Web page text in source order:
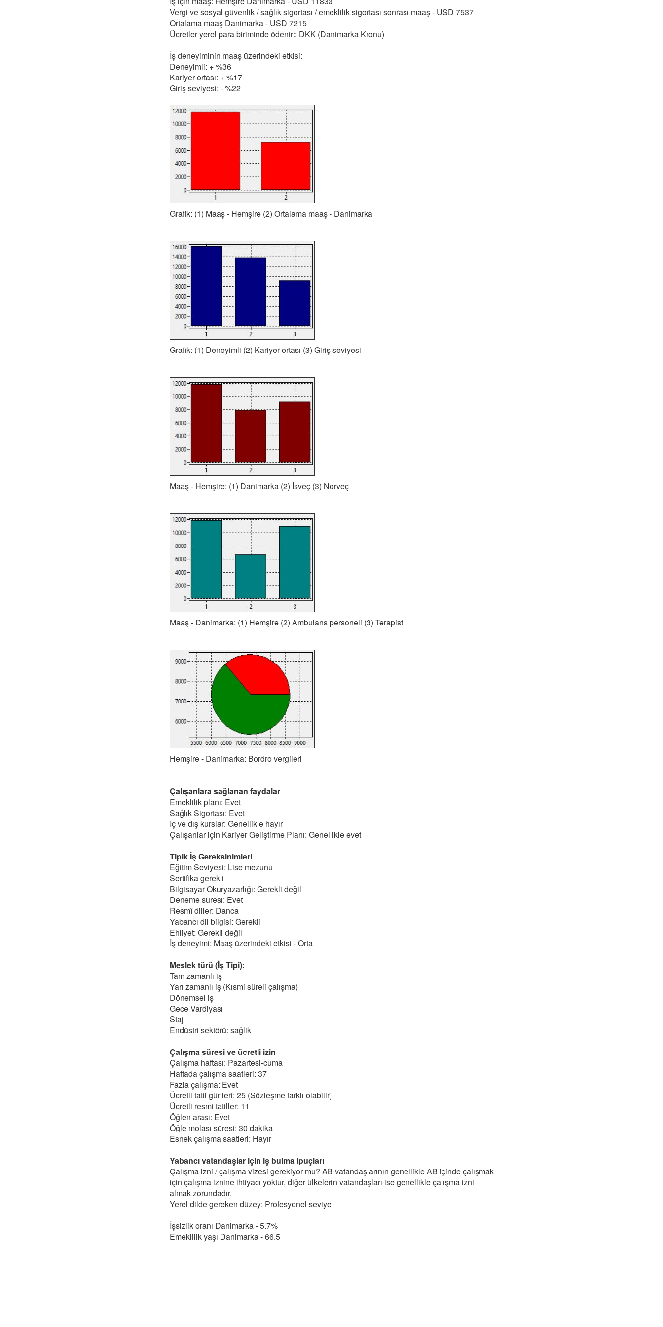
Vergi ve sosyal güvenlik / sağlık sigortası / emeklilik sigortası sonrası maaş - USD 7537
Ortalama maaş Danimarka - USD 7215
Ücretler yerel para biriminde ödenir:: DKK (Danimarka Kronu)
İş deneyiminin maaş üzerindeki etkisi:
Deneyimli: + %36
Kariyer ortası: + %17
Giriş seviyesi: - %22
Grafik: (1) Maaş - Hemşire (2) Ortalama maaş - Danimarka
Grafik: (1) Deneyimli (2) Kariyer ortası (3) Giriş seviyesi
Maaş - Hemşire: (1) Danimarka (2) İsveç (3) Norveç
Maaş - Danimarka: (1) Hemşire (2) Ambulans personeli (3) Terapist
Hemşire - Danimarka: Bordro vergileri
Çalışanlara sağlanan faydalar
Emeklilik planı: Evet
Sağlık Sigortası: Evet
İç ve dış kurslar: Genellikle hayır
Çalışanlar için Kariyer Geliştirme Planı: Genellikle evet
Tipik İş Gereksinimleri
Eğitim Seviyesi: Lise mezunu
Sertifika gerekli
Bilgisayar Okuryazarlığı: Gerekli değil
Deneme süresi: Evet
Resmî diller: Danca
Yabancı dil bilgisi: Gerekli
Ehliyet: Gerekli değil
İş deneyimi: Maaş üzerindeki etkisi - Orta
Meslek türü (İş Tipi):
Tam zamanlı iş
Yarı zamanlı iş (Kısmi süreli çalışma)
Dönemsel iş
Gece Vardiyası
Staj
Endüstri sektörü: sağlik
Çalışma süresi ve ücretli izin
Çalışma haftası: Pazartesi-cuma
Haftada çalışma saatleri: 37
Fazla çalışma: Evet
Ücretli tatil günleri: 25 (Sözleşme farklı olabilir)
Ücretli resmi tatiller: 11
Öğlen arası: Evet
Öğle molası süresi: 30 dakika
Esnek çalışma saatleri: Hayır
Yabancı vatandaşlar için iş bulma ipuçları
Çalışma izni / çalışma vizesi gerekiyor mu? AB vatandaşlarının genellikle AB içinde çalışmak
için çalışma iznine ihtiyacı yoktur, diğer ülkelerin vatandaşları ise genellikle çalışma izni
almak zorundadır.
Yerel dilde gereken düzey: Profesyonel seviye
İşsizlik oranı Danimarka - 5.7%
Emeklilik yaşı Danimarka - 66.5